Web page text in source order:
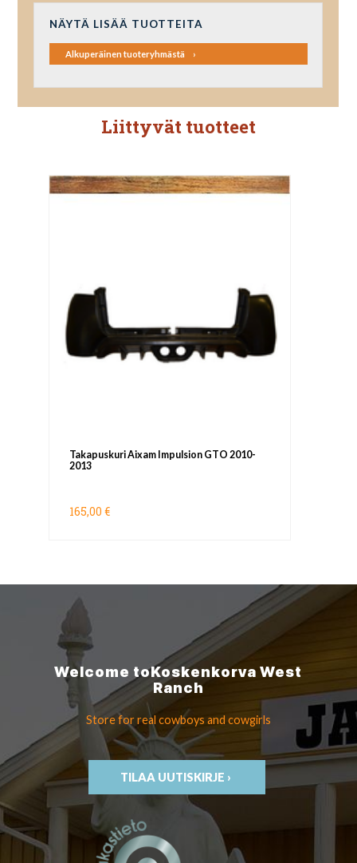
NÄYTÄ LISÄÄ TUOTTEITA
Alkuperäinen tuoteryhmästä
Liittyvät tuotteet
Takapuskuri Aixam Impulsion GTO 2010-
2013
165,00 €
Welcome toKoskenkorvaWest
Ranch
Store for real cowboys and cowgirls
TILAA UUTISKIRJE ›